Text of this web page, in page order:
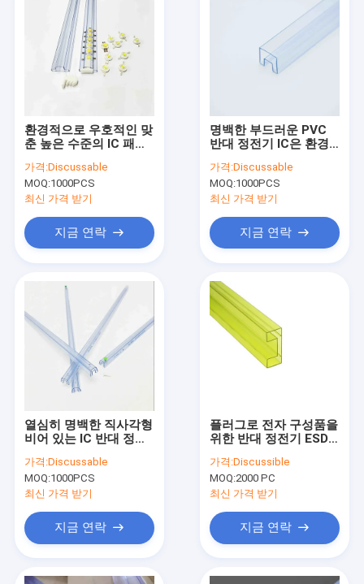
회사 소개
공장 투어
뉴스
모든 케이스
환경적으로 우호적인 맞
춘 높은 수준의 IC 패케
가격:Discussable
MOQ:1000PCS
최신 가격 받기
지금 연락
명백한 부드러운 PVC
반대 정전기 IC은 환경
높은 수준을 관을 답니
다
가격:Discussable
MOQ:1000PCS
최신 가격 받기
지금 연락
열심히 명백한 직사각형
비어 있는 IC 반대 정압
가격:Discussable
MOQ:1000PCS
최신 가격 받기
지금 연락
플러그로 전자 구성품을
위한 반대 정전기 ESD
깨끗이 하세요
가격:Discussible
MOQ:2000 PC
최신 가격 받기
지금 연락